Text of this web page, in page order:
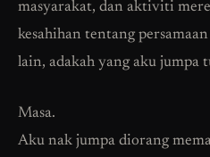
masyarakat, dan aktiviti
kesahihan tentang
lain, adakah yang aku jumpa
Masa.
Aku nak jumpa diorang